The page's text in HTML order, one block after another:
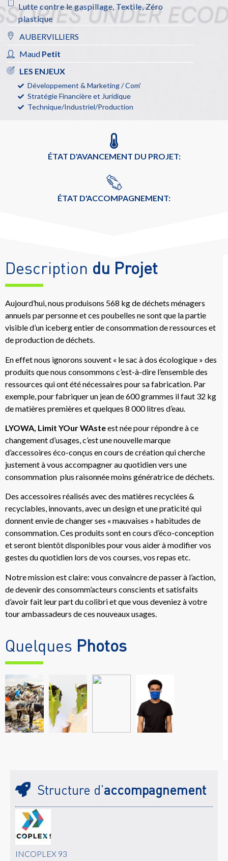
Lutte contre le gaspillage, Textile,Zéro
plastique
AUBERVILLIERS
Maud Petit
LES ENJEUX
Développement & Marketing / Com'
Stratégie Financière et Juridique
Technique/Industriel/Production
ÉTAT D'AVANCEMENT DU PROJET:
ÉTAT D'ACCOMPAGNEMENT:
Description du Projet
Aujourd’hui, nous produisons 568 kg de déchets ménagers
annuels par personne et ces poubelles ne sont que la partie
visible d’un iceberg entier de consommation de ressources et
de production de déchets.
En effet nous ignorons souvent « le sac à dos écologique » des
produits que nous consommons c’est-à-dire l’ensemble des
ressources qui ont été nécessaires pour sa fabrication. Par
exemple, pour fabriquer un jean de 600 grammes il faut 32 kg
de matières premières et quelques 8 000 litres d’eau.
LYOWA, Limit YOur WAsteest née pour répondre à ce
changement d’usages, c’est une nouvelle marque
d’accessoires éco-conçus en cours de création qui cherche
justement à vous accompagner au quotidien vers une
consommation plus raisonnée moins génératrice de déchets.
Des accessoires réalisés avec des matières recyclées &
recyclables, innovants, avec un design et une praticité qui
donnent envie de changer ses « mauvaises » habitudes de
consommation.Ces produits sont en cours d’éco-conception
et seront bientôt disponibles pour vous aider à modifier vos
gestes du quotidien lors de vos courses, vos repas etc.
Notre mission est claire: vous convaincre de passer à l’action,
de devenir des consomm’acteurs conscients et satisfaits
d’avoir fait leur part du colibri et que vous deveniez à votre
tour ambassadeurs de ces nouveaux usages.
Quelques Photos
Structure d'accompagnement
INCOPLEX 93